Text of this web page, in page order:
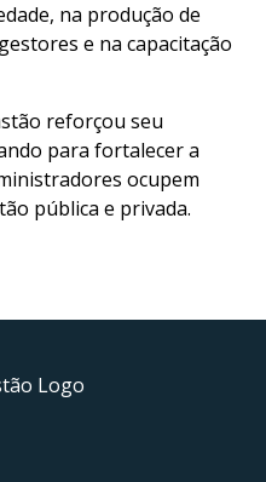
na produção de
e na capacitação
reforçou seu
para fortalecer a
ocupem
pública e privada.